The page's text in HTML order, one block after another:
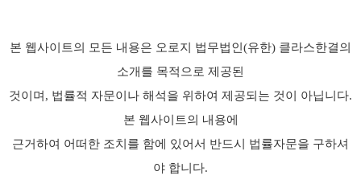
본 웹사이트의 모든 내용은 오로지 법무법인(유한) 클라스한결의
소개를 목적으로 제공된
것이며, 법률적 자문이나 해석을 위하여 제공되는 것이 아닙니다.
본 웹사이트의 내용에
근거하여 어떠한 조치를 함에 있어서 반드시 법률자문을 구하셔
야 합니다.